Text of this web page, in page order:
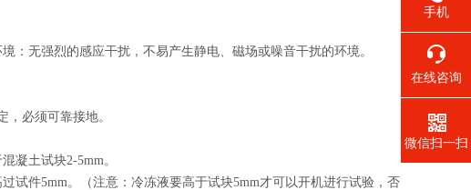
：无强烈的感应干扰，不易产生静电、磁场或噪音干扰的环境。
，必须可靠接地。
凝土试块2-5mm。
试件5mm。（注意：冷冻液要高于试块5mm才可以开机进行试验，否
手机
在线咨询
微信扫一扫